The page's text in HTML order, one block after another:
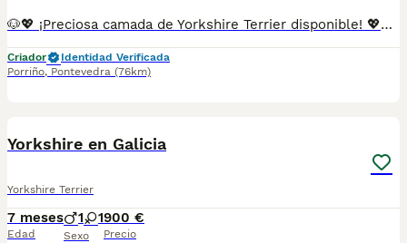
🐶💖 ¡Preciosa camada de Yorkshire Terrier disponible! 💖🐶 ✨ Cachorros criados con mucho cariño, sanos, juguetones y muy bien socializados. 🏡 Ideales para familias o para quienes buscan un compañero fiel y cariñoso. 🩺 Se entregan con revisiones veterinarias al día, desparasitados y con la documentación correspondiente según su edad. 📸 Solicita fotos, vídeos o más información sin compromiso. 📞 687482079 📍 Galicia, Madrid, Valencia, Barcelona, Sevilla, Almería, Pamplona.
Criador
Identidad Verificada
Porriño, Pontevedra (76km)
Yorkshire en Galicia
Yorkshire Terrier
7 meses
Edad
1 1
Sexo
900 €
Precio